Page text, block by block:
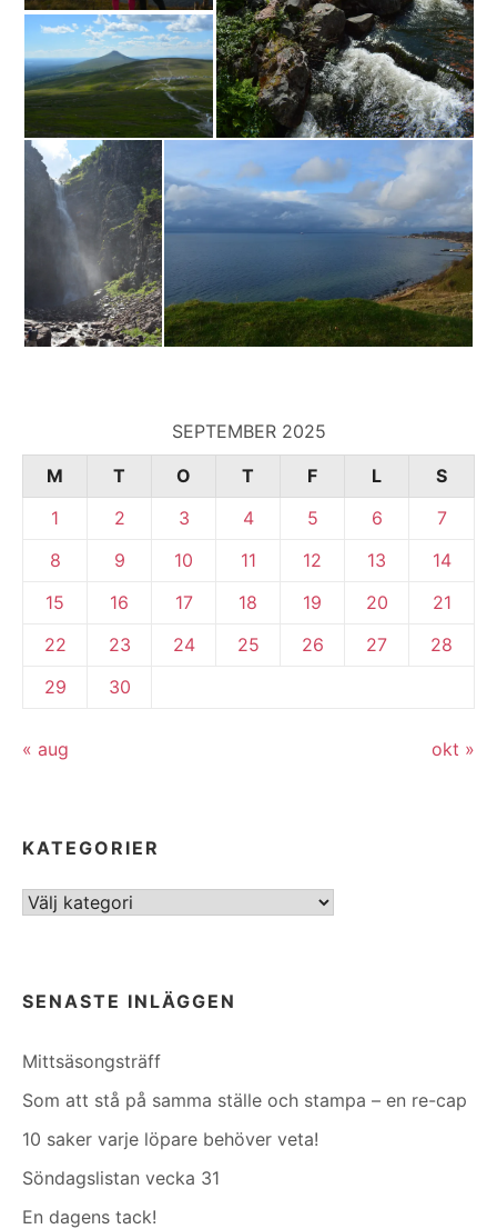
SEPTEMBER 2025
M
T O T F L
S
1
2 3 4 5 6
7
8
9 10 11 12 13
14
15
16 17 18 19 20
21
22
23 24 25 26 27
28
29
30
« aug okt »
KATEGORIER
Kategorier
SENASTE INLÄGGEN
Mittsäsongsträff
Som att stå på samma ställe och stampa – en re-cap
10 saker varje löpare behöver veta!
Söndagslistan vecka 31
En dagens tack!